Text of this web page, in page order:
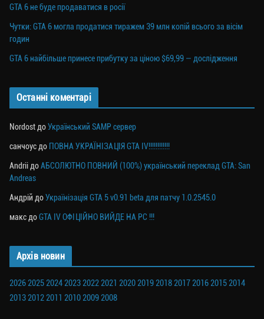
GTA 6 не буде продаватися в росії
Чутки: GTA 6 могла продатися тиражем 39 млн копій всього за вісім
годин
GTA 6 найбільше принесе прибутку за ціною $69,99 — дослідження
Останні коментарі
Nordost доУкраїнський SAMP сервер
санчоус до ПОВНА УКРАЇНІЗАЦІЯ GTA IV!!!!!!!!!!!!
Andrii доАБСОЛЮТНО ПОВНИЙ (100%) український переклад GTA: San
Andreas
Андрій доУкраїнізація GTA 5 v0.91 beta для патчу 1.0.2545.0
макс доGTA IV ОФІЦІЙНО ВИЙДЕ НА PC !!!
Архів новин
202620252024202320222021 2020201920182017201620152014
201320122011 201020092008